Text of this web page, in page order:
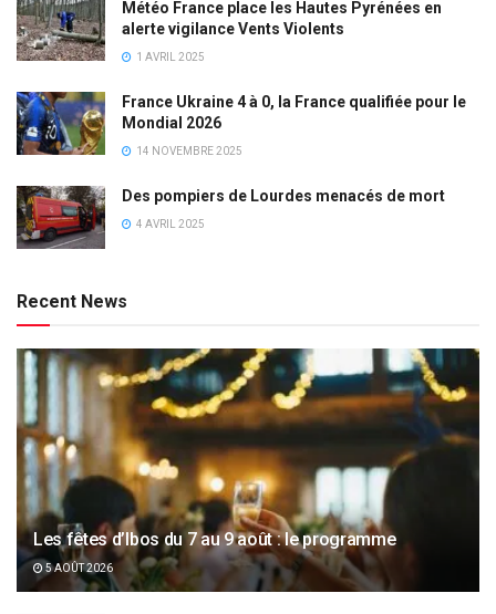
Météo France place les Hautes Pyrénées en
alerte vigilance Vents Violents
1 AVRIL 2025
France Ukraine 4 à 0, la France qualifiée pour le
Mondial 2026
14 NOVEMBRE 2025
Des pompiers de Lourdes menacés de mort
4 AVRIL 2025
Recent News
Les fêtes d’Ibos du 7 au 9 août : le programme
5 AOÛT 2026